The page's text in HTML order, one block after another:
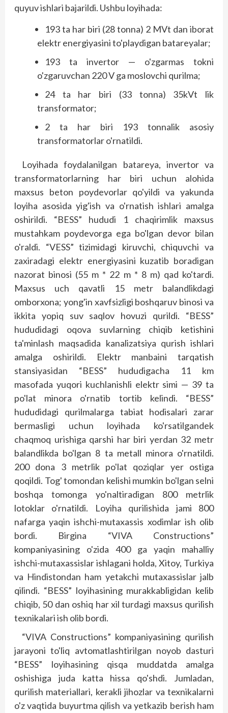
quyuv ishlari bajarildi. Ushbu loyihada:
193 ta har biri (28 tonna) 2 MVt dan iborat
elektr energiyasini to'playdigan batareyalar;
193 ta invertor — o'zgarmas tokni
o'zgaruvchan 220 V ga moslovchi qurilma;
24 ta har biri (33 tonna) 35kVt lik
transformator;
2 ta har biri 193 tonnalik asosiy
transformatorlar o'rnatildi.
Loyihada foydalanilgan batareya, invertor va
transformatorlarning har biri uchun alohida
maxsus beton poydevorlar qo'yildi va yakunda
loyiha asosida yig'ish va o'rnatish ishlari amalga
oshirildi. “BESS” hududi 1 chaqirimlik maxsus
mustahkam poydevorga ega bo'lgan devor bilan
o'raldi. “VESS” tizimidagi kiruvchi, chiquvchi va
zaxiradagi elektr energiyasini kuzatib boradigan
nazorat binosi (55 m * 22 m * 8 m) qad ko'tardi.
Maxsus uch qavatli 15 metr balandlikdagi
omborxona; yong'in xavfsizligi boshqaruv binosi va
ikkita yopiq suv saqlov hovuzi qurildi. “BESS”
hududidagi oqova suvlarning chiqib ketishini
ta'minlash maqsadida kanalizatsiya qurish ishlari
amalga oshirildi. Elektr manbaini tarqatish
stansiyasidan “BESS” hududigacha 11 km
masofada yuqori kuchlanishli elektr simi — 39 ta
po'lat minora o'rnatib tortib kelindi. “BESS”
hududidagi qurilmalarga tabiat hodisalari zarar
bermasligi uchun loyihada ko'rsatilgandek
chaqmoq urishiga qarshi har biri yerdan 32 metr
balandlikda bo'lgan 8 ta metall minora o'rnatildi.
200 dona 3 metrlik po'lat qoziqlar yer ostiga
qoqildi. Tog' tomondan kelishi mumkin bo'lgan selni
boshqa tomonga yo'naltiradigan 800 metrlik
lotoklar o'rnatildi. Loyiha qurilishida jami 800
nafarga yaqin ishchi-mutaxassis xodimlar ish olib
bordi. Birgina “VIVA Constructions”
kompaniyasining o'zida 400 ga yaqin mahalliy
ishchi-mutaxassislar ishlagani holda, Xitoy, Turkiya
va Hindistondan ham yetakchi mutaxassislar jalb
qilindi. “BESS” loyihasining murakkabligidan kelib
chiqib, 50 dan oshiq har xil turdagi maxsus qurilish
texnikalari ish olib bordi.
“VIVA Constructions” kompaniyasining qurilish
jarayoni to'liq avtomatlashtirilgan noyob dasturi
“BESS” loyihasining qisqa muddatda amalga
oshishiga juda katta hissa qo'shdi. Jumladan,
qurilish materiallari, kerakli jihozlar va texnikalarni
o'z vaqtida buyurtma qilish va yetkazib berish ham